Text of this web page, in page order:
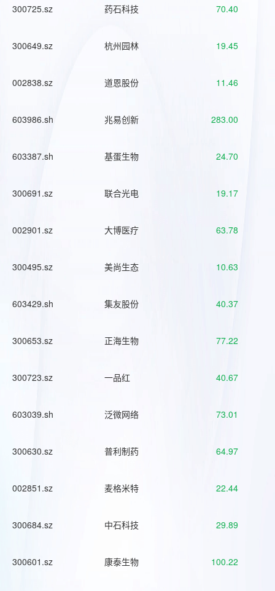
300725.sz 药石科技 70.40
300649.sz 杭州园林 19.45
002838.sz 道恩股份 11.46
603986.sh 兆易创新 283.00
603387.sh 基蛋生物 24.70
300691.sz 联合光电 19.17
002901.sz 大博医疗 63.78
300495.sz 美尚生态 10.63
603429.sh 集友股份 40.37
300653.sz 正海生物 77.22
300723.sz 一品红 40.67
603039.sh 泛微网络 73.01
300630.sz 普利制药 64.97
002851.sz 麦格米特 22.44
300684.sz 中石科技 29.89
300601.sz 康泰生物 100.22